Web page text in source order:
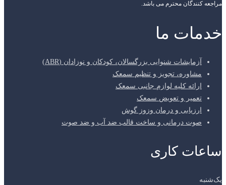
مراجعه کنندگان محترم می باشد.
خدمات ما
آزمایشات شنوایی بزرگسالان، کودکان و نوزادان (ABR)
مشاوره، تجویز و تنظیم سمعک
ارائه کلیه لوازم جانبی سمعک
تعمیر و تعویض سمعک
ارزیابی و درمان وزوز گوش
صوت درمانی و ساخت قالب ضد آب و ضد صوت
ساعات کاری
یک‌شنبه